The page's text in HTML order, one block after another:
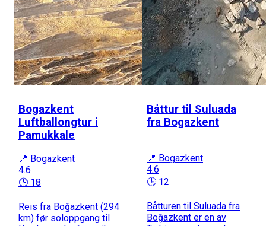
Bogazkent
Luftballongtur i
Pamukkale
📍 Bogazkent
4.6
🕒 18
Reis fra Boğazkent (294
km) før soloppgang til
Båttur til Suluada
fra Bogazkent
📍 Bogazkent
4.6
🕒 12
Båtturen til Suluada fra
Boğazkent er en av